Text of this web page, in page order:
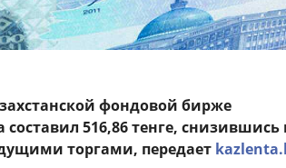
фондовой бирже
516,86 тенге, снизившись
торгами, передает